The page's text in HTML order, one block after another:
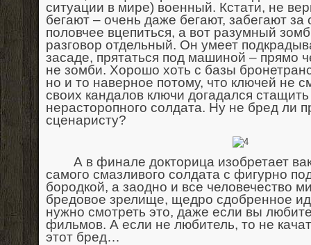
ситуации в мире) военный. Кстати, не
бегают – очень даже бегают, забегают за
половчее вцепиться, а вот разумный
разговор отдельный. Он умеет
засаде, прятаться под машиной – прямо
не зомби. Хорошо хоть с базы
но и то наверное потому, что ключей не
своих кандалов ключи догадался
нерасторопного солдата. Ну не бред ли
сценаристу?
А в финале докторица изобретает
самого смазливого солдата с фигурно
бородкой, а заодно и все человечество
бредовое зрелище, щедро сдобренное
нужно смотреть это, даже если вы
фильмов. А если не любитель, то не
этот бред…